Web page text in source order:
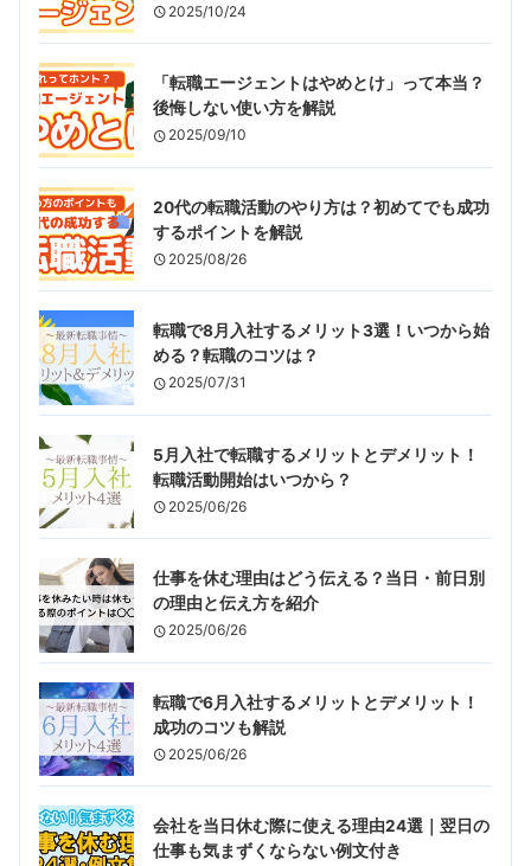
2025/10/24
「転職エージェントはやめとけ」って本当？
後悔しない使い方を解説
2025/09/10
20代の転職活動のやり方は？初めてでも成功
するポイントを解説
2025/08/26
転職で8月入社するメリット3選！いつから始
める？転職のコツは？
2025/07/31
5月入社で転職するメリットとデメリット！
転職活動開始はいつから？
2025/06/26
仕事を休む理由はどう伝える？当日・前日別
の理由と伝え方を紹介
2025/06/26
転職で6月入社するメリットとデメリット！
成功のコツも解説
2025/06/26
会社を当日休む際に使える理由24選｜翌日の
仕事も気まずくならない例文付き